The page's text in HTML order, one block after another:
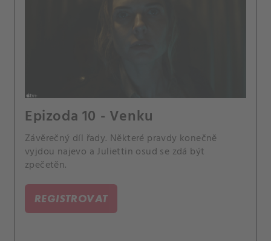
Epizoda 10 - Venku
Závěrečný díl řady. Některé pravdy konečně
vyjdou najevo a Juliettin osud se zdá být
zpečetěn.
REGISTROVAT